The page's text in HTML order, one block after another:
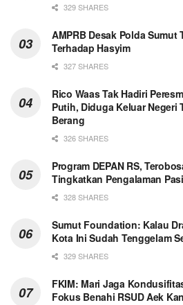
329 SHARES
AMPRB Desak Polda
Terhadap Hasyim
327 SHARES
Rico Waas Tak Hadiri
Putih, Diduga Keluar Negeri
Berang
326 SHARES
Program DEPAN RS,
Tingkatkan Pengalaman
328 SHARES
Sumut Foundation: Kalau
Kota Ini Sudah Tenggelam
329 SHARES
FKIM: Mari Jaga
Fokus Benahi RSUD Aek